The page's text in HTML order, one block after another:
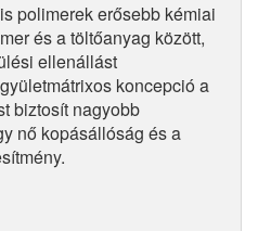
polimerek erősebb kémiai
és a töltőanyag között,
ellenállást
koncepció a
biztosít nagyobb
nő kopásállóság és a